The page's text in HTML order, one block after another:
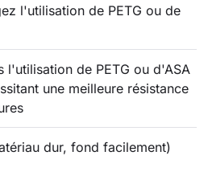
l'utilisation de PETG ou de
l'utilisation de PETG ou d'ASA
une meilleure résistance
dur, fond facilement)